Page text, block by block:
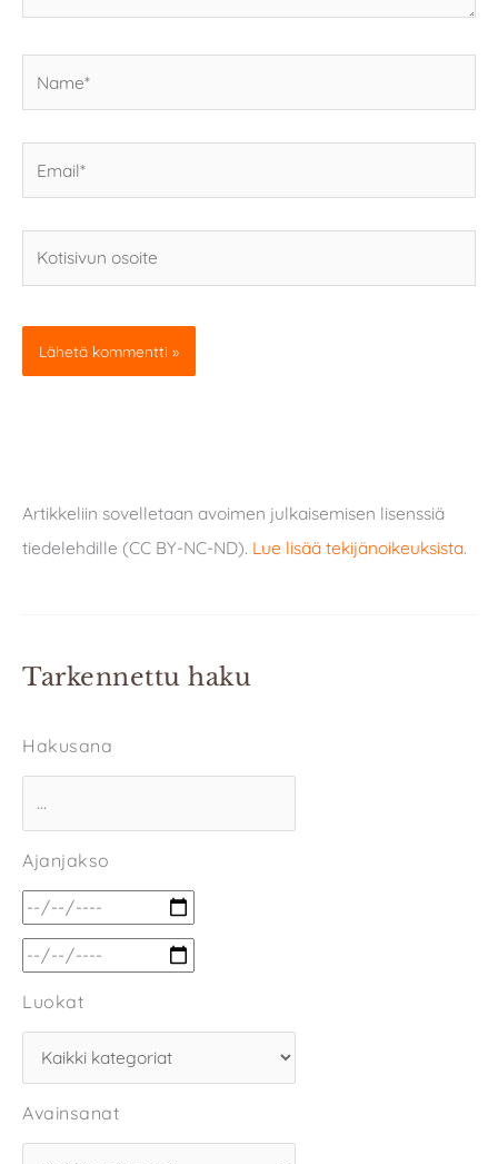
osoite
Artikkeliin sovelletaan avoimen julkaisemisen lisenssiä
tiedelehdille (CC BY-NC-ND). Lue lisää tekijänoikeuksista.
Tarkennettu haku
Hakusana
Ajanjakso
Luokat
Avainsanat